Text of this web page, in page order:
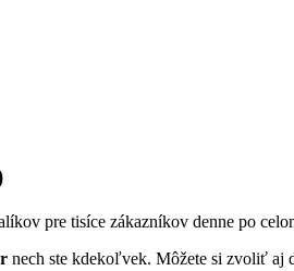
pre tisíce zákazníkov denne po
nech ste kdekoľvek. Môžete si zvoliť aj